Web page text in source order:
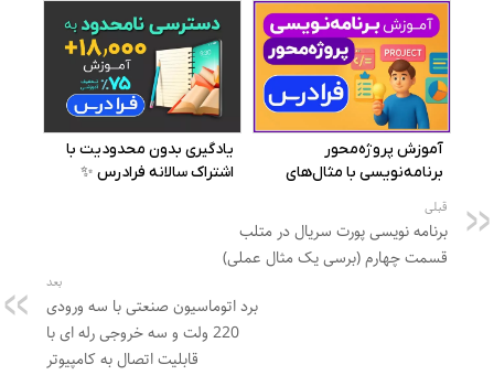
قبلی
برنامه نویسی پورت سریال در متلب
قسمت چهارم (برسی یک مثال عملی)
بعد
برد اتوماسیون صنعتی با سه ورودی
220 ولت و سه خروجی رله ای با
قابلیت اتصال به کامپیوتر